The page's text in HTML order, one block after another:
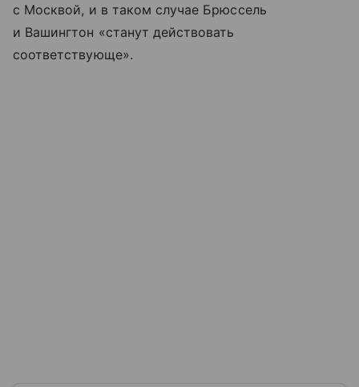
с Москвой, и в таком случае Брюссель
и Вашингтон «станут действовать
соответствующе».